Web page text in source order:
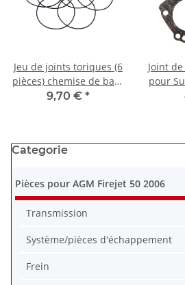
Jeu de joints toriques (6
pièces) chemise de base
de cylindre pour Honda
9,70 € *
Joint
pour
Categorie
Pièces pour AGM Firejet 50 2006
Transmission
Système/pièces d'échappement
Frein